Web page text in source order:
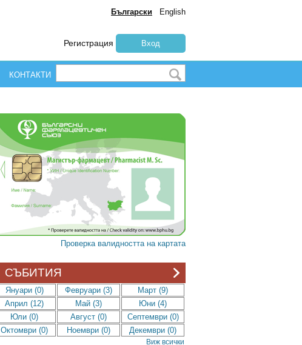
Български English
Регистрация Вход
КОНТАКТИ
Проверка валидността на картата
СЪБИТИЯ
Януари (0) Февруари (3)
Март (9)
Април (12)
Май (3)
Юни (4)
Юли (0)
Август (0)
Септември (0)
Октомври (0)
Ноември (0) Декември (0)
Виж всички